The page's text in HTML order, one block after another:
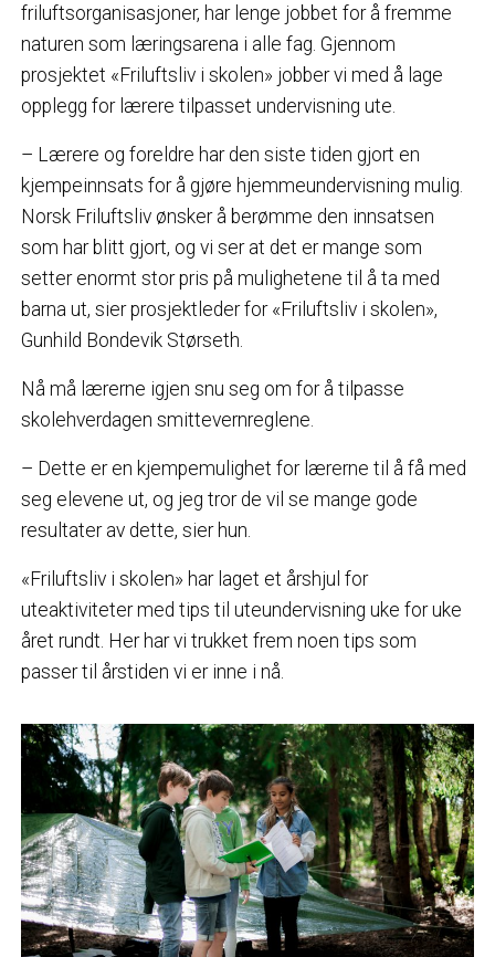
friluftsorganisasjoner, har lenge jobbet for å fremme
naturen som læringsarena i alle fag. Gjennom
prosjektet «Friluftsliv i skolen» jobber vi med å lage
opplegg for lærere tilpasset undervisning ute.
– Lærere og foreldre har den siste tiden gjort en
kjempeinnsats for å gjøre hjemmeundervisning mulig.
Norsk Friluftsliv ønsker å berømme den innsatsen
som har blitt gjort, og vi ser at det er mange som
setter enormt stor pris på mulighetene til å ta med
barna ut, sier prosjektleder for «Friluftsliv i skolen»,
Gunhild Bondevik Størseth.
Nå må lærerne igjen snu seg om for å tilpasse
skolehverdagen smittevernreglene.
– Dette er en kjempemulighet for lærerne til å få med
seg elevene ut, og jeg tror de vil se mange gode
resultater av dette, sier hun.
«Friluftsliv i skolen» har laget et årshjul for
uteaktiviteter med tips til uteundervisning uke for uke
året rundt. Her har vi trukket frem noen tips som
passer til årstiden vi er inne i nå.